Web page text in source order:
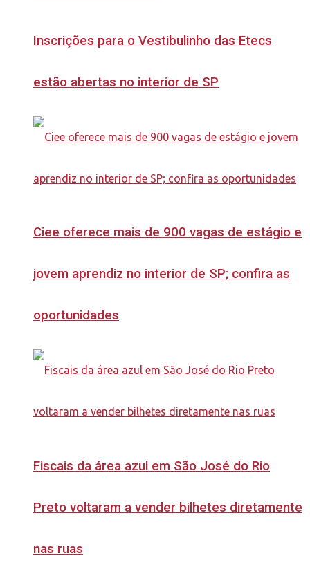
Inscrições para o Vestibulinho das Etecs
estão abertas no interior de SP
Ciee oferece mais de 900 vagas de estágio e
jovem aprendiz no interior de SP; confira as
oportunidades
Fiscais da área azul em São José do Rio
Preto voltaram a vender bilhetes diretamente
nas ruas